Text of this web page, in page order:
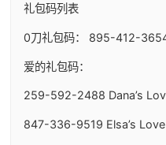
礼包码列表
0刀礼包码： 895-412-
爱的礼包码：
259-592-2488 Dana’s
847-336-9519 Elsa’s Love